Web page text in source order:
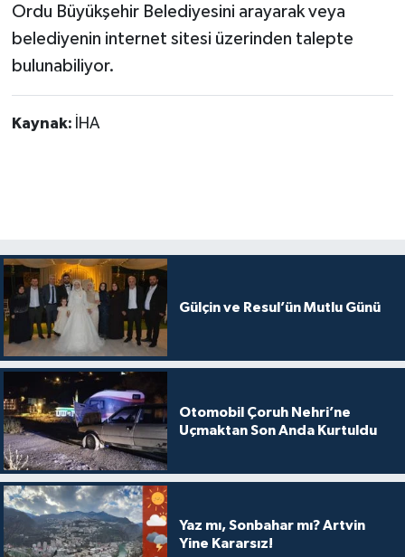
Ordu Büyükşehir Belediyesini arayarak veya
belediyenin internet sitesi üzerinden talepte
bulunabiliyor.
Kaynak: İHA
Gülçin ve Resul’ün Mutlu Günü
Otomobil Çoruh Nehri’ne
Uçmaktan Son Anda Kurtuldu
Yaz mı, Sonbahar mı? Artvin
Yine Kararsız!